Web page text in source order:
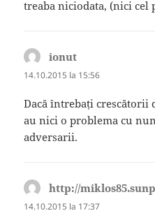
treaba niciodata, (nici cel
ionut
14.10.2015 la 15:56
Dacă întrebați crescătorii
au nici o problema cu
adversarii.
http://
14.10.2015 la 17:37